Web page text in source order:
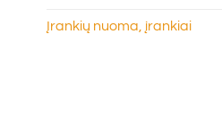
Įrankių nuoma, įrankiai